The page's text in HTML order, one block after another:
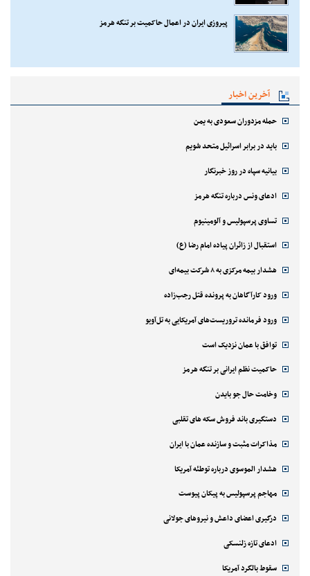
پیروزی ایران در اعمال حاکمیت بر تنگه هرمز
آخرین اخبار
حمله مزدوران سعودی به یمن
باید در برابر اسرائیل متحد شویم
بیانیه سپاه در روز خبرنگار
ادعای ونس درباره تنگه هرمز
تساوی پرسپولیس و آلومینیوم
استقبال از زائران پیاده امام رضا (ع)
هشدار بیمه مرکزی به ۸ شرکت بیمه‌ای
ورود کارآگاهان به پرونده قتل رجب‌زاده
ورود فرمانده تروریست‌های آمریکایی به تل‌آویو
توافق با عمان نزدیک است
حاکمیت نظم ایرانی بر تنگه هرمز
وخامت حال جو بایدن
دستگیری باند فروش سکه های تقلبی
مذاکرات مثبت و سازنده عمان با ایران
هشدار الموسوی درباره توطئه آمریکا
مهاجم پرسپولیس به پیکان پیوست
درگیری اعضای داعش و نیروهای جولانی
ادعای تازه زلنسکی
سقوط بالگرد آمریکا